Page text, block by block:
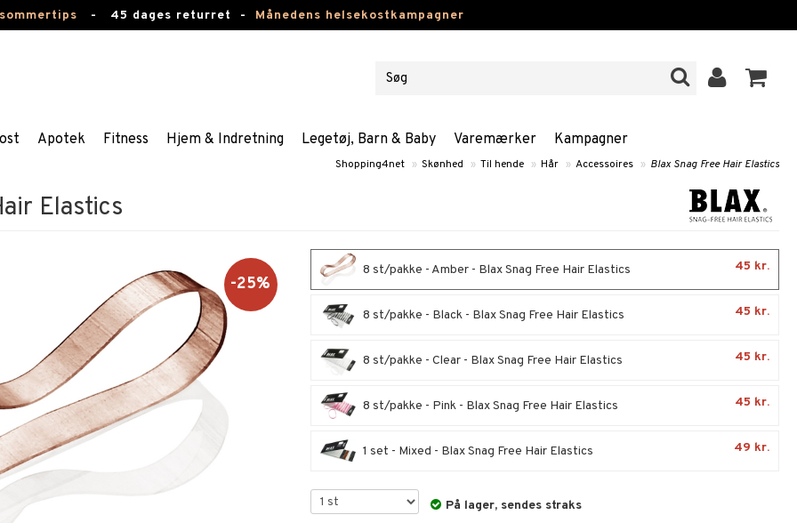
- 45 dages returret - Månedens helsekostkampagner
Apotek Fitness Hjem & Indretning Legetøj, Barn & Baby Varemærker Kampagner
Shopping4net » Skønhed » Til hende » Hår » Accessoires » Blax Snag Free Hair Elastics
Elastics
-25%
8 st/pakke - Amber - Blax Snag Free Hair Elastics 45 kr.
8 st/pakke - Black - Blax Snag Free Hair Elastics 45 kr.
8 st/pakke - Clear - Blax Snag Free Hair Elastics 45 kr.
8 st/pakke - Pink - Blax Snag Free Hair Elastics 45 kr.
1 set - Mixed - Blax Snag Free Hair Elastics 49 kr.
På lager, sendes straks